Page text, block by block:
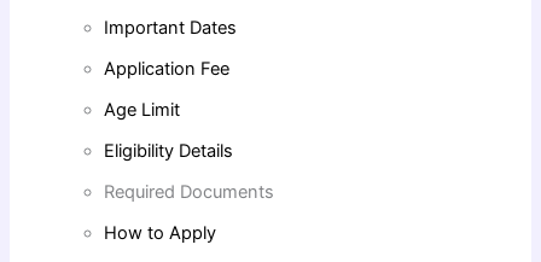
Important Dates
Application Fee
Age Limit
Eligibility Details
Required Documents
How to Apply